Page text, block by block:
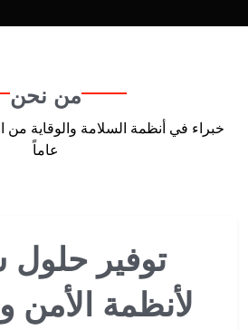
من نحن
عاماً
توفير حلول
لأنظمة الأمن